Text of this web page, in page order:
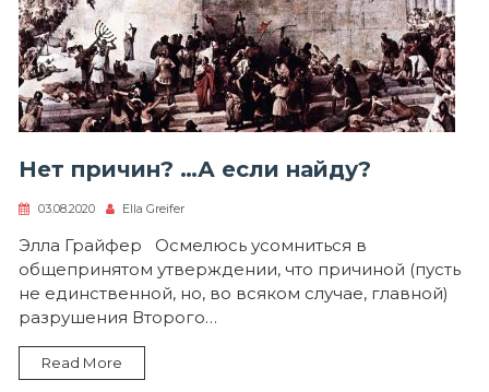
Нет причин? …А если найду?
03.08.2020 Ella Greifer
Элла Грайфер Осмелюсь усомниться в
общепринятом утверждении, что причиной (пусть
не единственной, но, во всяком случае, главной)
разрушения Второго…
Read More